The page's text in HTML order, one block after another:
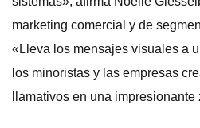
marketing comercial y de
«Lleva los mensajes visuales a
los minoristas y las empresas
llamativos en una